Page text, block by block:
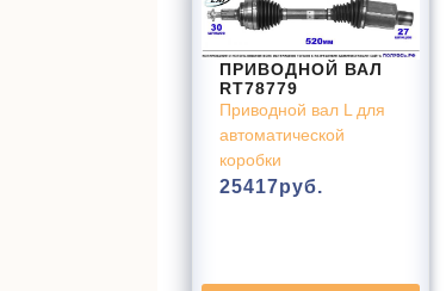
ПРИВОДНОЙ ВАЛ
RT78779
Приводной вал L для
автоматической
коробки
25417руб.